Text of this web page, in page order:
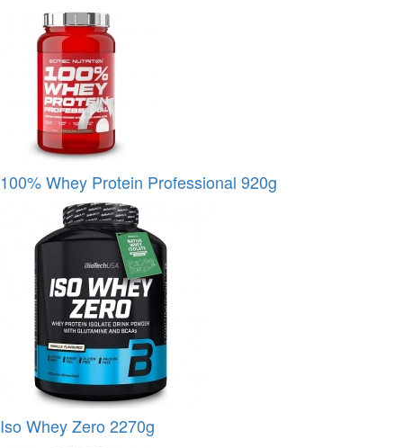
100% Whey Protein Professional 920g
Iso Whey Zero 2270g